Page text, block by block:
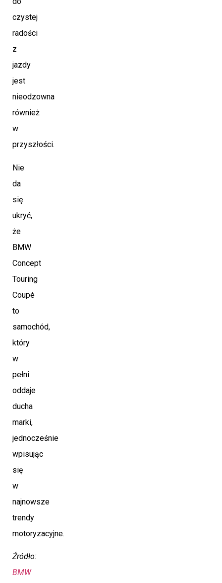
czystej
radości
z
jazdy
jest
nieodzowna
również
w
przyszłości.
Nie
da
się
ukryć,
że
BMW
Concept
Touring
Coupé
to
samochód,
który
w
pełni
oddaje
ducha
marki,
jednocześnie
wpisując
się
w
najnowsze
trendy
motoryzacyjne.
Źródło:
BMW